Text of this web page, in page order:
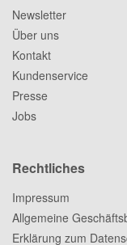
Newsletter
Über uns
Kontakt
Kundenservice
Presse
Jobs
Rechtliches
Impressum
Allgemeine
Erklärung zum